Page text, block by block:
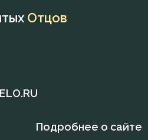
Отцов
Подробнее о сайте